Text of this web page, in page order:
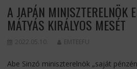
A JAPÁN MINISZTERELNÖK
MÁTYÁS KIRÁLYOS MESÉT
2022.05.10. EMTEEFU
Abe Sinzó miniszterelnök „saját